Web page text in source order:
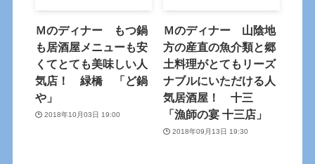
Ｍのディナー もつ鍋
も居酒屋メニューも安
くてとても美味しい人
気店！ 緑橋 「ど鍋
や」
2018年10月03日 19:00
Ｍのディナー 山陰地
方の産直の魚介類と郷
土料理がとてもリーズ
ナブルにいただける人
気居酒屋！ 十三
「漁師の宴 十三店」
2018年09月13日 19:30